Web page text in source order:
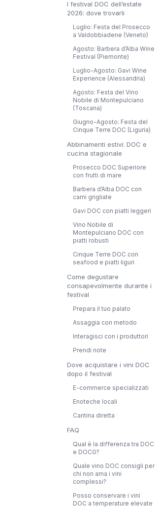
I festival DOC dell’estate
2026: dove trovarli
Luglio: Festa del Prosecco
a Valdobbiadene (Veneto)
Agosto: Barbera d’Alba Wine
Festival (Piemonte)
Luglio-Agosto: Gavi Wine
Experience (Alessandria)
Agosto: Festa del Vino
Nobile di Montepulciano
(Toscana)
Giugno-Agosto: Festa del
Cinque Terre DOC (Liguria)
Abbinamenti estivi: DOC e
cucina stagionale
Prosecco DOC Superiore
con frutti di mare
Barbera d’Alba DOC con
carni grigliate
Gavi DOC con piatti leggeri
Vino Nobile di
Montepulciano DOC con
piatti robusti
Cinque Terre DOC con
seafood e piatti liguri
Come degustare
consapevolmente durante i
festival
Prepara il tuo palato
Assaggia con metodo
Interagisci con i produttori
Prendi note
Dove acquistare i vini DOC
dopo il festival
E-commerce specializzati
Enoteche locali
Cantina diretta
FAQ
Qual è la differenza tra DOC
e DOCG?
Quale vino DOC consigli per
chi non ama i vini
complessi?
Posso conservare i vini
DOC a temperature elevate